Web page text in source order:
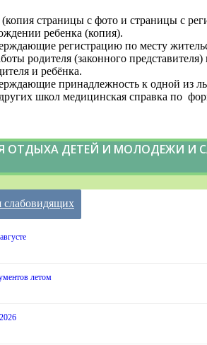
(копия страницы с фото и страницы с
ребенка (копия).
регистрацию по месту
родителя (законного
и ребёнка.
принадлежность к одной из
школ медицинская справка по
ОТДЫХА ДЕТЕЙ И МОЛОДЕЖИ И
слабовидящих
летом